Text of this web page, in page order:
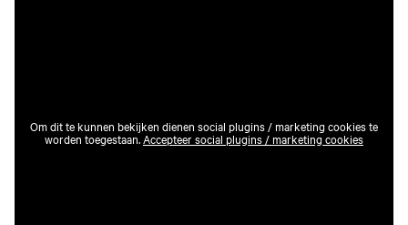
Om dit te kunnen bekijken dienen social plugins / marketing cookies te
worden toegestaan.Accepteer social plugins / marketing cookies